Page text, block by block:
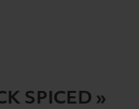
SPICED »